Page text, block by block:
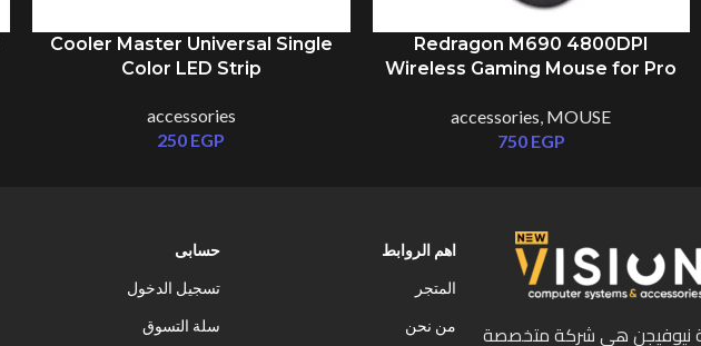
Redragon M690 4800DPI
Wireless Gaming Mouse for Pro
Adjustable DPI, and 4 Backlight
Modes Gaming Mice
accessories, MOUSE
750 EGP
Cooler Master Universal Single
Color LED Strip
accessories
250 EGP
نيوفيجن هى شركة متخصصة
اهم الروابط
المتجر
من نحن
حسابى
تسجيل الدخول
سلة التسوق